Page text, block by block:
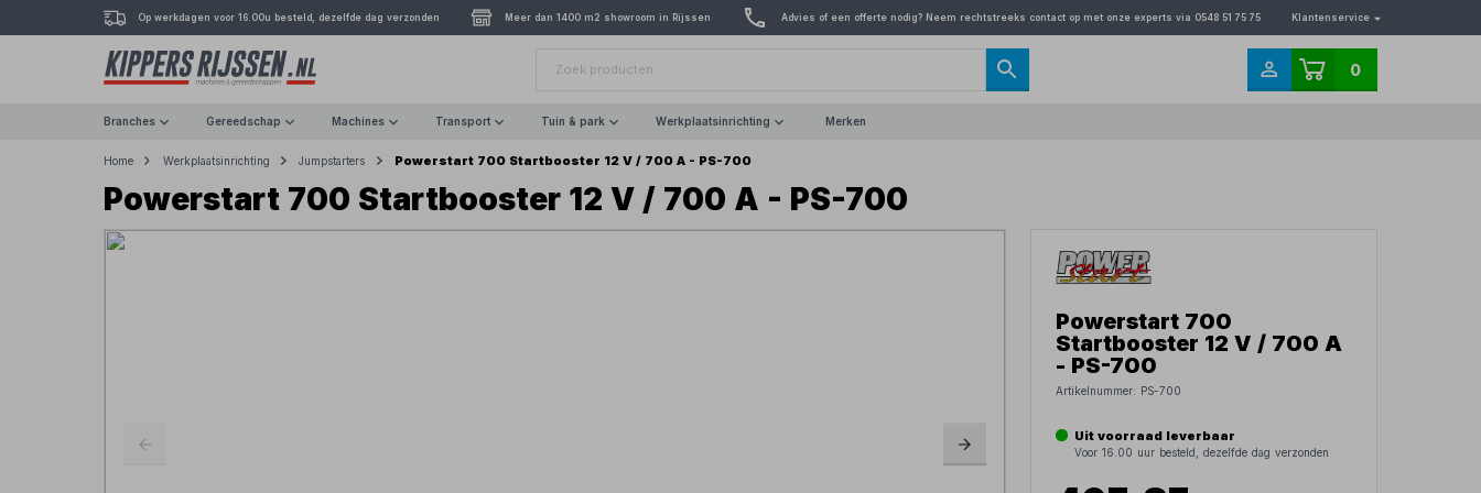
Op werkdagen voor 16.00u besteld, dezelfde dag verzonden Meer dan 1400 m2 showroom in Rijssen Advies of een offerte nodig? Neem rechtstreeks contact op met onze experts via 0548 51 75 75 Klantenservice
0
Branches Gereedschap Machines Transport Tuin & park Werkplaatsinrichting Merken
Home Werkplaatsinrichting Jumpstarters Powerstart 700 Startbooster 12 V / 700 A - PS-700
Powerstart 700 Startbooster 12 V / 700 A - PS-700
Powerstart 700
Startbooster 12 V / 700 A
- PS-700
Artikelnummer: PS-700
Uit voorraad leverbaar
Voor 16.00 uur besteld, dezelfde dag verzonden